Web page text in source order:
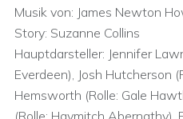
Musik von: James Newton
Story: Suzanne Collins
Hauptdarsteller: Jennifer
Everdeen), Josh Hutcherson
Hemsworth (Rolle: Gale
(Rolle: Haymitch Abernathy),